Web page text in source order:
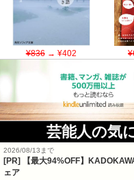
¥836→ ¥402
芸能人の気
2026/08/13まで
[PR]
【最大94%OFF】
ェア